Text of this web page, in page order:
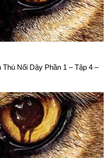
Nổi Dậy Phần 1 – Tập 4 –